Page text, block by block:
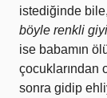
istediğinde
böyle renkli
ise babamın
çocuklarından
sonra gidip